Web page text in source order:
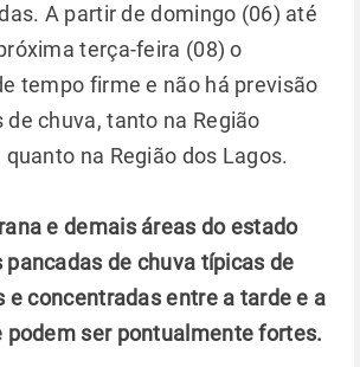
A partir de domingo (06) até
terça-feira (08) o
tempo firme e não há previsão
de chuva, tanto na Região
na Região dos Lagos.
e demais áreas do estado
pancadas de chuva típicas de
e concentradas entre a tarde e a
podem ser pontualmente fortes.